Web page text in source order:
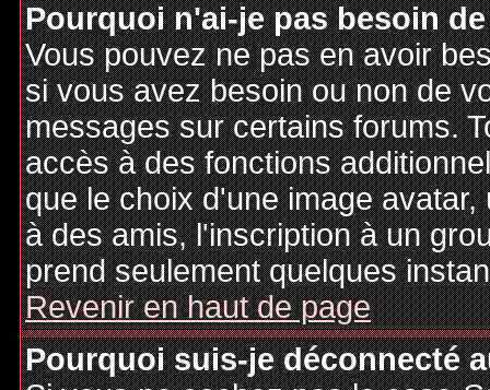
Pourquoi n'ai-je pas besoin
Vous pouvez ne pas en avoir
si vous avez besoin ou non de
messages sur certains forums.
accès à des fonctions
que le choix d'une image
à des amis, l'inscription à un
prend seulement quelques
Revenir en haut de page
Pourquoi suis-je déconnecté